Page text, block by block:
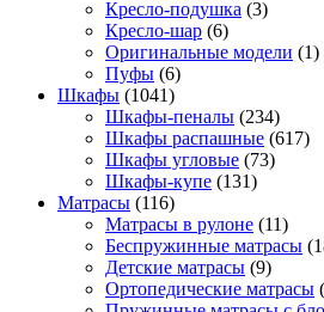
Кресло-подушка (3)
Кресло-шар (6)
Оригинальные модели (1)
Пуфы (6)
Шкафы (1041)
Шкафы-пеналы (234)
Шкафы распашные (617)
Шкафы угловые (73)
Шкафы-купе (131)
Матрасы (116)
Матрасы в рулоне (11)
Беспружинные матрасы
Детские матрасы (9)
Ортопедические матрасы